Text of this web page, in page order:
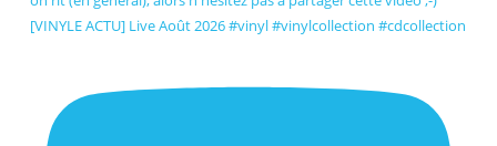
[VINYLE ACTU] Live Août 2026 #vinyl #vinylcollection #cdcollection